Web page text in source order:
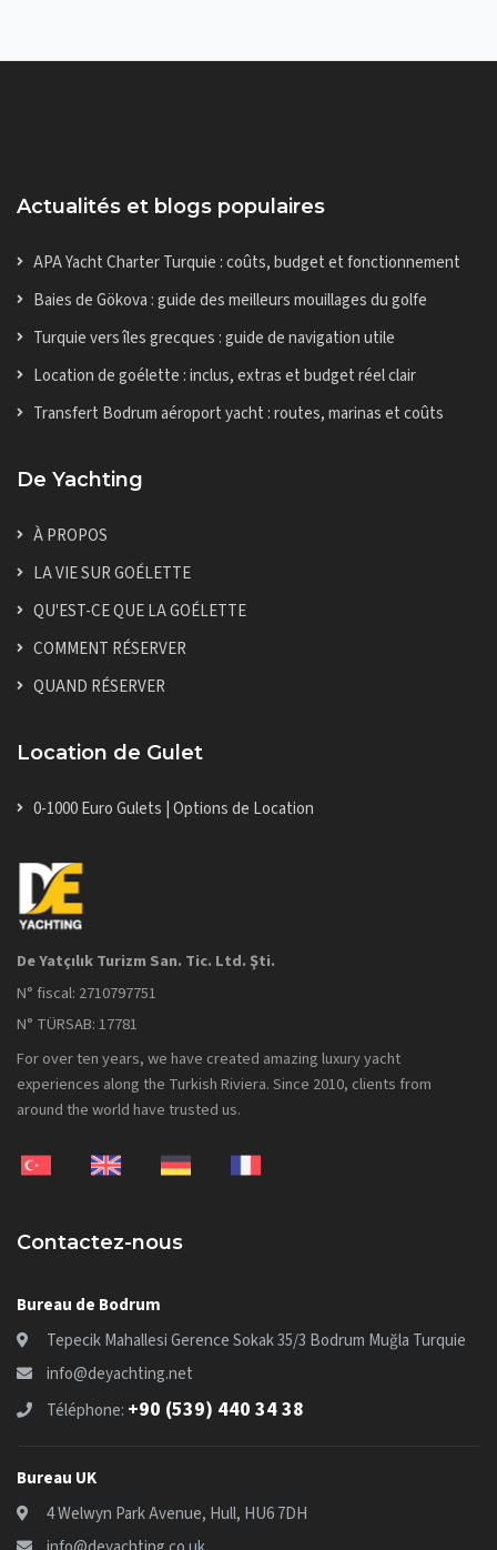
Actualités et blogs populaires
APA Yacht Charter Turquie : coûts, budget et fonctionnement
Baies de Gökova : guide des meilleurs mouillages du golfe
Turquie vers îles grecques : guide de navigation utile
Location de goélette : inclus, extras et budget réel clair
Transfert Bodrum aéroport yacht : routes, marinas et coûts
De Yachting
À PROPOS
LA VIE SUR GOÉLETTE
QU'EST-CE QUE LA GOÉLETTE
COMMENT RÉSERVER
QUAND RÉSERVER
Location de Gulet
0-1000 Euro Gulets | Options de Location
De Yatçılık Turizm San. Tic. Ltd. Şti.
N° fiscal: 2710797751
N° TÜRSAB: 17781
For over ten years, we have created amazing luxury yacht
experiences along the Turkish Riviera. Since 2010, clients from
around the world have trusted us.
Contactez-nous
Bureau de Bodrum
Tepecik Mahallesi Gerence Sokak 35/3 Bodrum Muğla Turquie
info@deyachting.net
Téléphone: +90 (539) 440 34 38
Bureau UK
4 Welwyn Park Avenue, Hull, HU6 7DH